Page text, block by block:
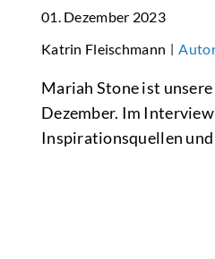
01. Dezember 2023
Katrin Fleischmann |
Mariah Stone ist
Dezember. Im
Inspirationsquellen